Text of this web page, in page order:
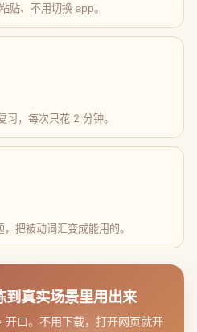
贴、不用切换 app。
习，每次只花 2 分钟。
把被动词汇变成能用的。
真实场景里用出来
口。不用下载，打开网页就开